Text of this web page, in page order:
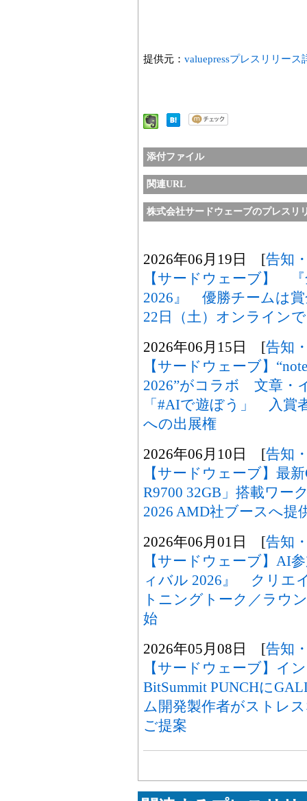
提供元： valuepressプレスリリース
添付ファイル
関連URL
株式会社サードウェーブのプレスリ
2026年06月19日 [告知
【サードウェーブ】
2026』 優勝チームは
22日（土）オンライン
2026年06月15日 [告知
【サードウェーブ】
2026”がコラボ 文章・
「#AIで遊ぼう」 入賞
への出展権
2026年06月10日 [告知
【サードウェーブ】最
R9700 32GB」搭載ワ
2026 AMD社ブースへ提
2026年06月01日 [告知
【サードウェーブ】AI
ィバル 2026』 クリエ
トニングトーク／ラウ
始
2026年05月08日 [告知
【サードウェーブ】イ
BitSummit PUNCHに
ム開発製作者がストレ
ご提案